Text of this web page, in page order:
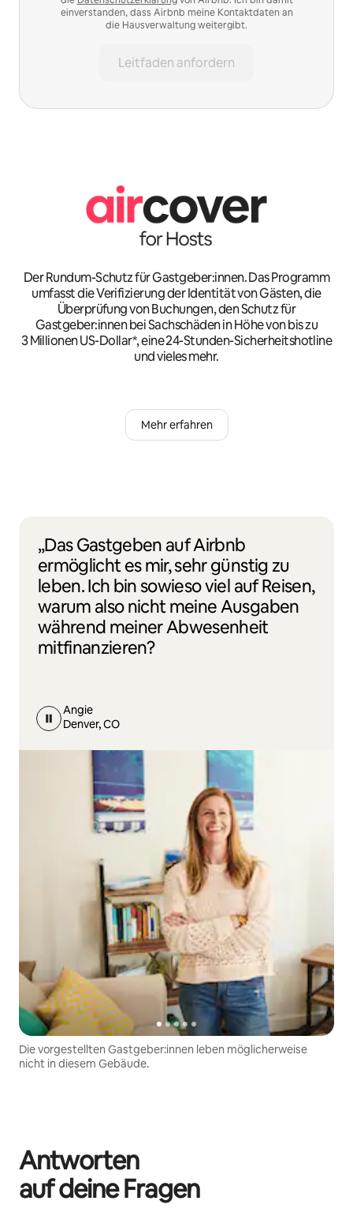
einverstanden, dass Airbnb meine Kontaktdaten an
die Hausverwaltung weitergibt.
Leitfaden anfordern
Der Rundum-Schutz für Gastgeber:innen. Das Programm
umfasst die Verifizierung der Identität von Gästen, die
Überprüfung von Buchungen, den Schutz für
Gastgeber:innen bei Sachschäden in Höhe von bis zu
3 Millionen US-Dollar*, eine 24-Stunden-Sicherheitshotline
und vieles mehr.
Mehr erfahren
„Das Gastgeben auf Airbnb
ermöglicht es mir, sehr günstig zu
leben. Ich bin sowieso viel auf Reisen,
warum also nicht meine Ausgaben
während meiner Abwesenheit
mitfinanzieren?
Angie
Denver, CO
Die vorgestellten Gastgeber:innen leben möglicherweise
nicht in diesem Gebäude.
Antworten
auf deine Fragen